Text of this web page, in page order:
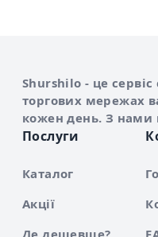
Про сервіс Shurshilo
Shurshilo - це
торгових мережах
кожен день. З нами
Послуги
Каталог
Акції
Де дешевше?